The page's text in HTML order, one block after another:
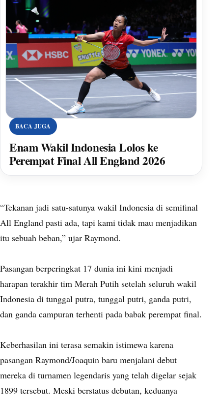
BACA JUGA
Enam Wakil Indonesia Lolos ke
Perempat Final All England 2026
“Tekanan jadi satu-satunya wakil Indonesia di semifinal
All England pasti ada, tapi kami tidak mau menjadikan
itu sebuah beban,” ujar Raymond.
Pasangan berperingkat 17 dunia ini kini menjadi
harapan terakhir tim Merah Putih setelah seluruh wakil
Indonesia di tunggal putra, tunggal putri, ganda putri,
dan ganda campuran terhenti pada babak perempat final.
Keberhasilan ini terasa semakin istimewa karena
pasangan Raymond/Joaquin baru menjalani debut
mereka di turnamen legendaris yang telah digelar sejak
1899 tersebut. Meski berstatus debutan, keduanya